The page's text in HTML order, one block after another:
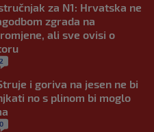
za N1: Hrvatska ne
zgrada na
ali sve ovisi o
2
i goriva na jesen ne bi
no s plinom bi moglo
0